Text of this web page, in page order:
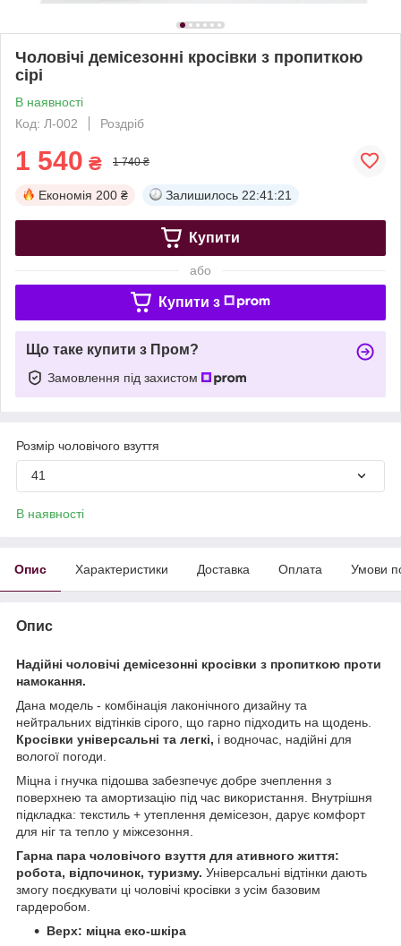
Чоловічі демісезонні кросівки з пропиткою
сірі
В наявності
Код: Л-002
Роздріб
1 540 ₴ 1 740 ₴
Економія 200 ₴ Залишилось 22:41:20
Купити
або
Купити з
Що таке купити з Пром?
Замовлення під захистом
Розмір чоловічого взуття
41
В наявності
Опис Характеристики Доставка Оплата Умови
Опис
Надійні чоловічі демісезонні кросівки з пропиткою проти
намокання.
Дана модель - комбінація лаконічного дизайну та
нейтральних відтінків сірого, що гарно підходить на щодень.
Кросівки універсальні та легкі, і водночас, надійні для
вологої погоди.
Міцна і гнучка підошва забезпечує добре зчеплення з
поверхнею та амортизацію під час використання. Внутрішня
підкладка: текстиль + утеплення демісезон, дарує комфорт
для ніг та тепло у міжсезоння.
Гарна пара чоловічого взуття для ативного життя:
робота, відпочинок, туризму. Універсальні відтінки дають
змогу поєдкувати ці чоловічі кросівки з усім базовим
гардеробом.
Верх: міцна еко-шкіра